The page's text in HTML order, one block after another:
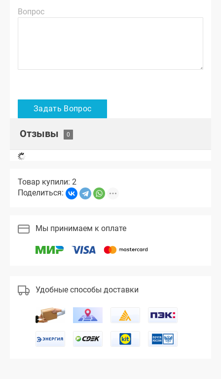
Вопрос
Отзывы
Товар купили: 2
Поделиться:
Мы принимаем к оплате
Удобные способы доставки